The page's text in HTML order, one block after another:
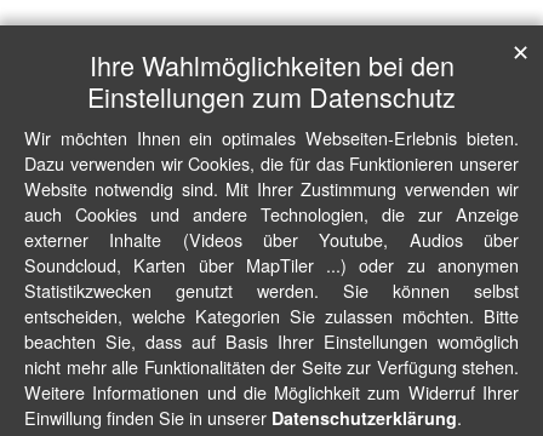
Ihre Wahlmöglichkeiten bei den
Einstellungen zum Datenschutz
Wir möchten Ihnen ein optimales Webseiten-Erlebnis bieten.
Dazu verwenden wir Cookies, die für das Funktionieren unserer
Website notwendig sind. Mit Ihrer Zustimmung verwenden wir
auch Cookies und andere Technologien, die zur Anzeige
externer Inhalte (Videos über Youtube, Audios über
Soundcloud, Karten über MapTiler ...) oder zu anonymen
Statistikzwecken genutzt werden. Sie können selbst
entscheiden, welche Kategorien Sie zulassen möchten. Bitte
beachten Sie, dass auf Basis Ihrer Einstellungen womöglich
nicht mehr alle Funktionalitäten der Seite zur Verfügung stehen.
Weitere Informationen und die Möglichkeit zum Widerruf Ihrer
Einwillung finden Sie in unserer Datenschutzerklärung.
✕